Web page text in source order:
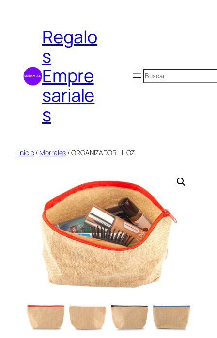
contenidoRegalo
s
Empre
sariale
s
Buscar
Inicio/ Morrales / ORGANIZADOR LILOZ